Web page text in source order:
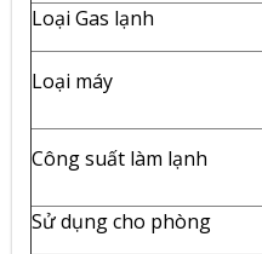
Loại Gas lạnh
Loại máy
Công suất làm lạnh
Sử dụng cho phòng